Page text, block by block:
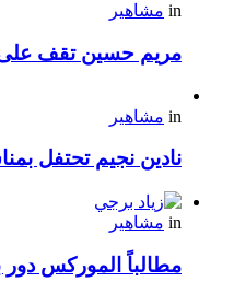
in مشاهير
مريم حسين تقف على
in مشاهير
نادين نجيم تحتفل
in مشاهير
مطالباً الموركس دور